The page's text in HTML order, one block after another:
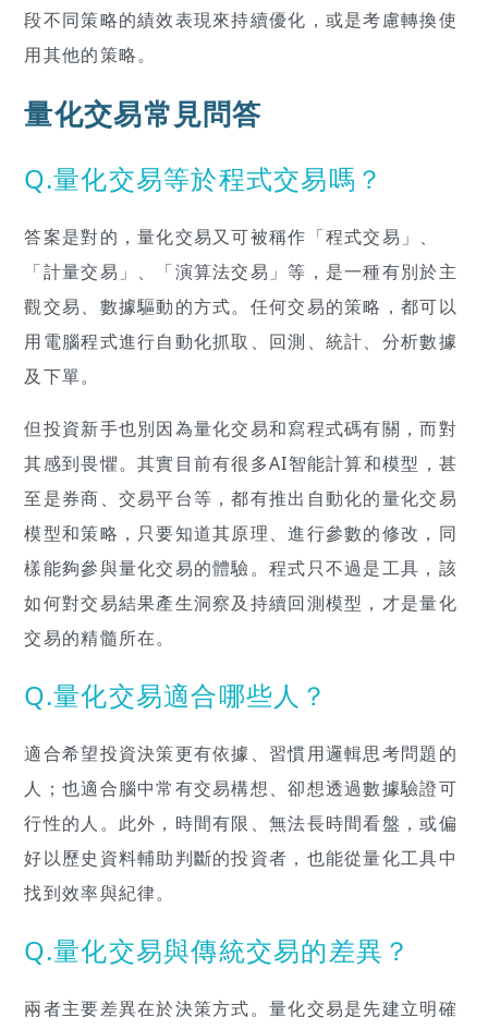
段不同策略的績效表現來持續優化，或是考慮轉換使
用其他的策略。
量化交易常見問答
Q.量化交易等於程式交易嗎？
答案是對的，量化交易又可被稱作「程式交易」、
「計量交易」、「演算法交易」等，是一種有別於主
觀交易、數據驅動的方式。任何交易的策略，都可以
用電腦程式進行自動化抓取、回測、統計、分析數據
及下單。
但投資新手也別因為量化交易和寫程式碼有關，而對
其感到畏懼。其實目前有很多AI智能計算和模型，甚
至是券商、交易平台等，都有推出自動化的量化交易
模型和策略，只要知道其原理、進行參數的修改，同
樣能夠參與量化交易的體驗。程式只不過是工具，該
如何對交易結果產生洞察及持續回測模型，才是量化
交易的精髓所在。
Q.量化交易適合哪些人？
適合希望投資決策更有依據、習慣用邏輯思考問題的
人；也適合腦中常有交易構想、卻想透過數據驗證可
行性的人。此外，時間有限、無法長時間看盤，或偏
好以歷史資料輔助判斷的投資者，也能從量化工具中
找到效率與紀律。
Q.量化交易與傳統交易的差異？
兩者主要差異在於決策方式。量化交易是先建立明確